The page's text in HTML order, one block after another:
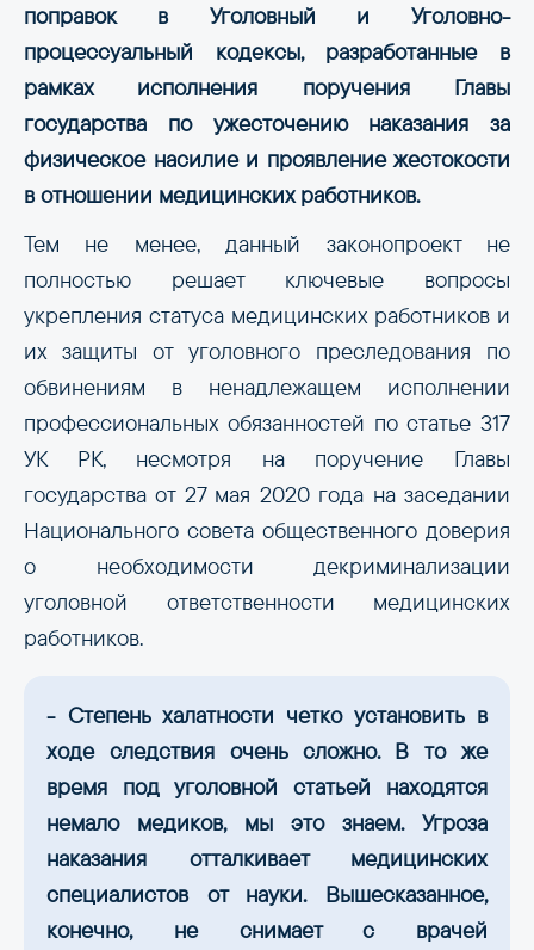
поправок в Уголовный и Уголовно-
процессуальный кодексы, разработанные в
рамках исполнения поручения Главы
государства по ужесточению наказания за
физическое насилие и проявление жестокости
в отношении медицинских работников.
Тем не менее, данный законопроект не
полностью решает ключевые вопросы
укрепления статуса медицинских работников и
их защиты от уголовного преследования по
обвинениям в ненадлежащем исполнении
профессиональных обязанностей по статье 317
УК РК, несмотря на поручение Главы
государства от 27 мая 2020 года на заседании
Национального совета общественного доверия
о необходимости декриминализации
уголовной ответственности медицинских
работников.
- Степень халатности четко установить в
ходе следствия очень сложно. В то же
время под уголовной статьей находятся
немало медиков, мы это знаем. Угроза
наказания отталкивает медицинских
специалистов от науки. Вышесказанное,
конечно, не снимает с врачей